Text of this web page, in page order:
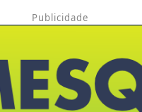
Publicidade